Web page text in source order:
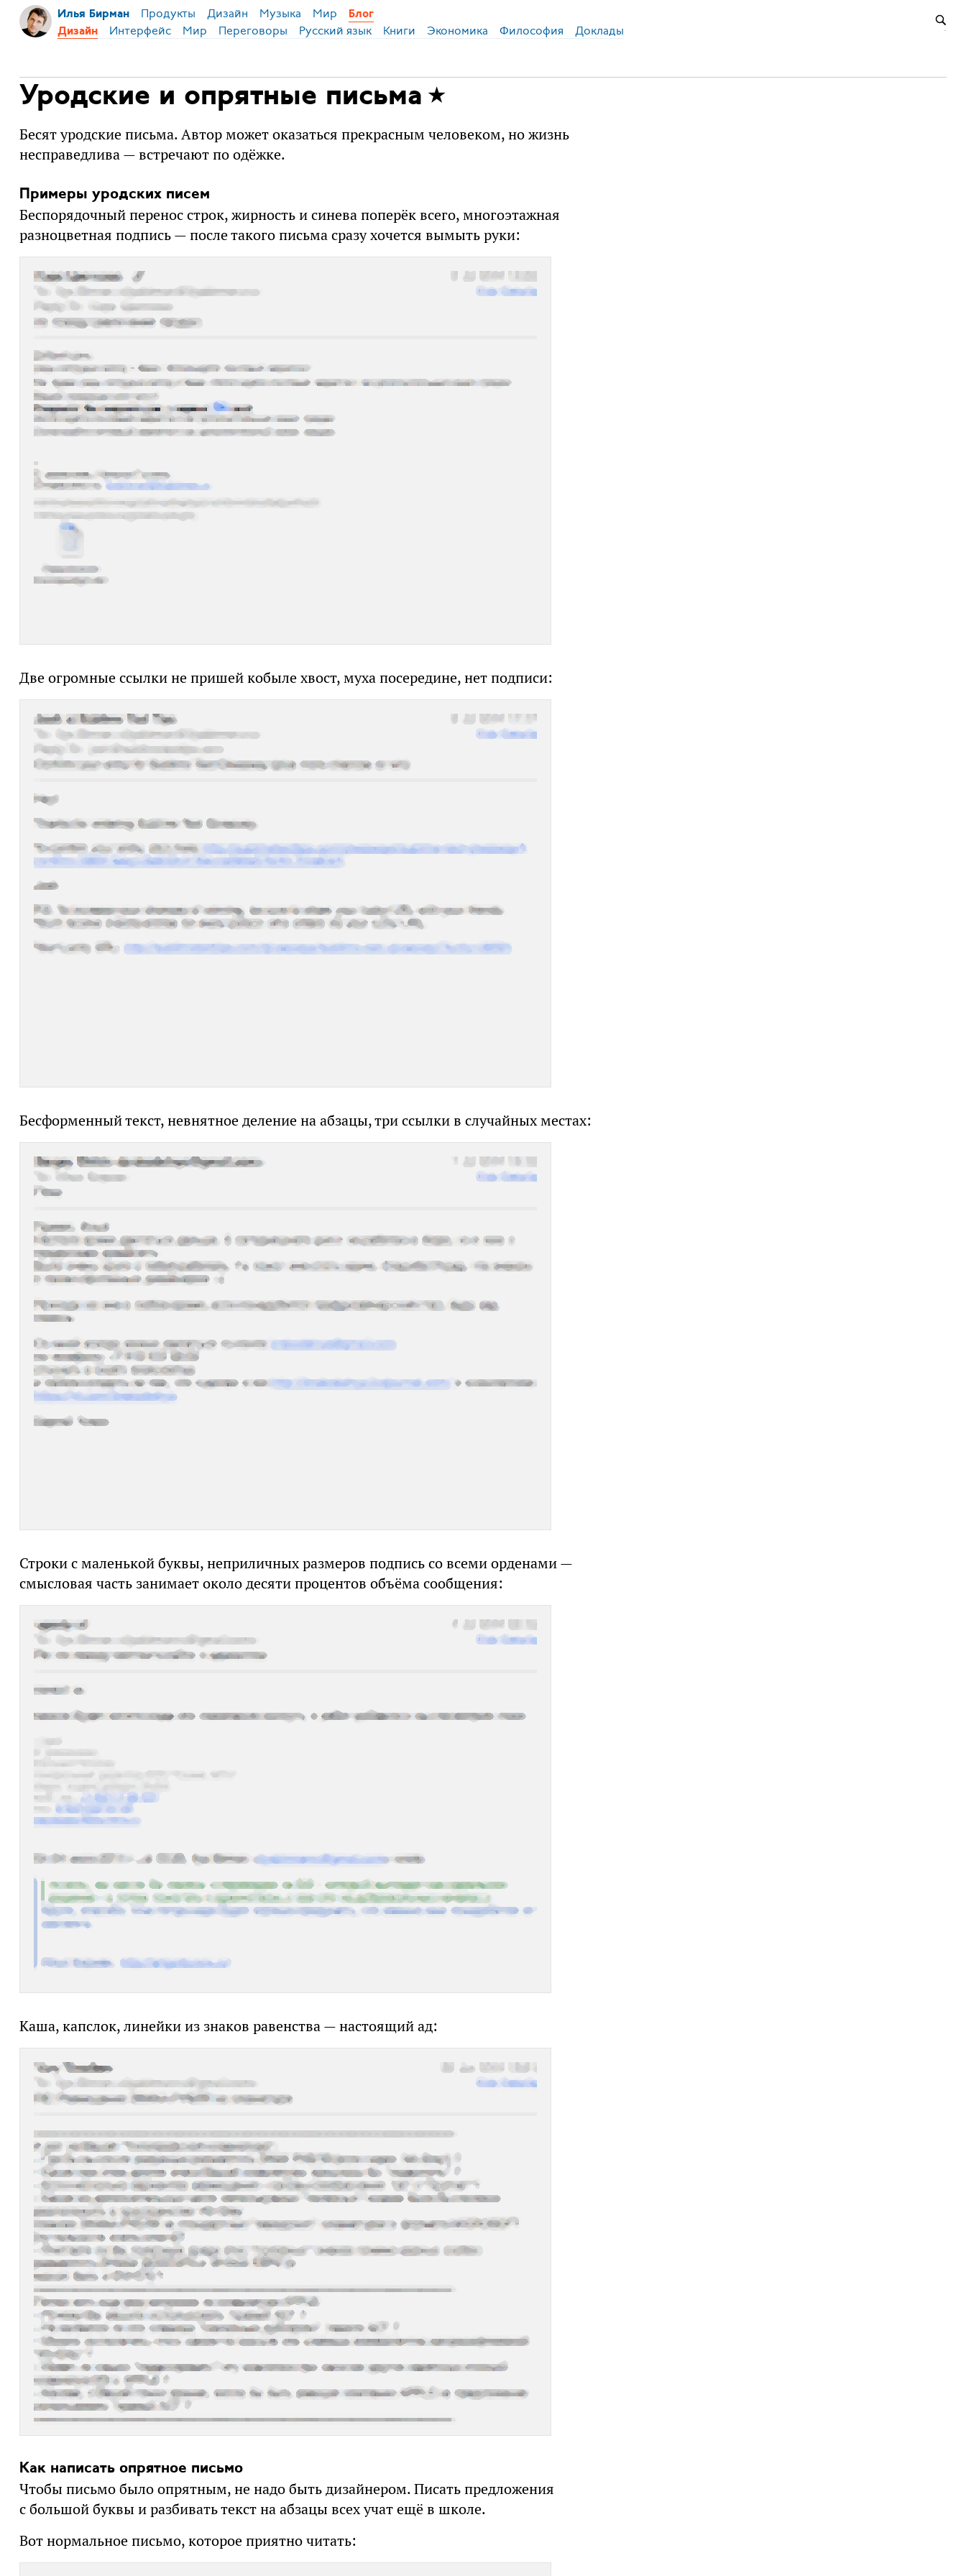
Илья Бирман Продукты Дизайн Музыка Мир
Блог
Дизайн
Интерфейс Мир Переговоры Русский язык Книги Экономика Философия Доклады
Уродские и опрятные письма
Бесят уродские письма. Автор может оказаться прекрасным человеком, но жизнь
несправедлива — встречают по одёжке.
Примеры уродских писем
Беспорядочный перенос строк, жирность и синева поперёк всего, многоэтажная
разноцветная подпись — после такого письма сразу хочется вымыть руки:
Две огромные ссылки не пришей кобыле хвост, муха посередине, нет подписи:
Бесформенный текст, невнятное деление на абзацы, три ссылки в случайных местах:
Строки с маленькой буквы, неприличных размеров подпись со всеми орденами —
смысловая часть занимает около десяти процентов объёма сообщения:
Каша, капслок, линейки из знаков равенства — настоящий ад:
Как написать опрятное письмо
Чтобы письмо было опрятным, не надо быть дизайнером. Писать предложения
с большой буквы и разбивать текст на абзацы всех учат ещё в школе.
Вот нормальное письмо, которое приятно читать: